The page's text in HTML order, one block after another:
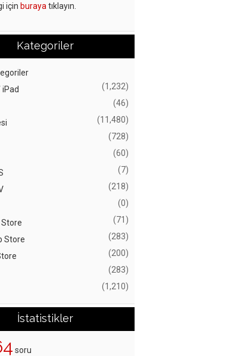
için buraya tıklayın.
Kategoriler
(1,232)
(46)
(11,480)
(728)
(60)
(7)
(218)
(0)
Store (71)
Store (283)
(200)
(283)
(1,210)
İstatistikler
soru